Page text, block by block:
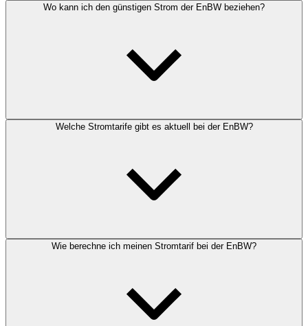
Wo kann ich den günstigen Strom der EnBW beziehen?
Welche Stromtarife gibt es aktuell bei der EnBW?
Wie berechne ich meinen Stromtarif bei der EnBW?